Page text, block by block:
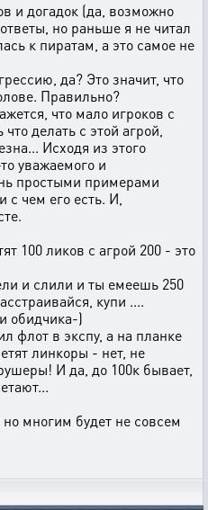
и догадок (да, возможно
но раньше я не читал
к пиратам, а это самое не
да? Это значит, что
Правильно?
что мало игроков с
делать с этой агрой,
Исходя из этого
уважаемого и
простыми примерами
с чем его есть. И,
100 ликов с агрой 200 - это
и слили и ты емеешь 250
купи ....
обидчика-)
флот в экспу, а на планке
линкоры - нет, не
И да, до 100к бывает,
многим будет не совсем